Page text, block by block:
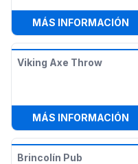
MÁS INFORMACIÓN:
Viking Axe Throw
MÁS INFORMACIÓN:
Brincolín Pub